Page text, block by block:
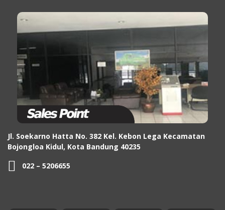
Jl. Soekarno Hatta No. 382 Kel. Kebon Lega Kecamatan
Bojongloa Kidul, Kota Bandung 40235
022 – 5206655